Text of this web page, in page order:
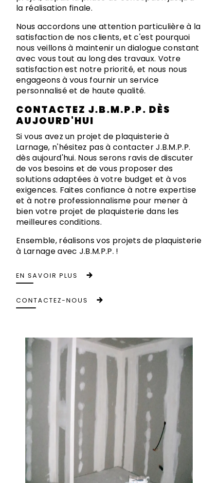
la réalisation finale.
Nous accordons une attention particulière à la
satisfaction de nos clients, et c'est pourquoi
nous veillons à maintenir un dialogue constant
avec vous tout au long des travaux. Votre
satisfaction est notre priorité, et nous nous
engageons à vous fournir un service
personnalisé et de haute qualité.
CONTACTEZ J.B.M.P.P. DÈS
AUJOURD'HUI
Si vous avez un projet de plaquisterie à
Larnage, n'hésitez pas à contacter J.B.M.P.P.
dès aujourd'hui. Nous serons ravis de discuter
de vos besoins et de vous proposer des
solutions adaptées à votre budget et à vos
exigences. Faites confiance à notre expertise
et à notre professionnalisme pour mener à
bien votre projet de plaquisterie dans les
meilleures conditions.
Ensemble, réalisons vos projets de plaquisterie
à Larnage avec J.B.M.P.P. !
EN SAVOIR PLUS
CONTACTEZ-NOUS